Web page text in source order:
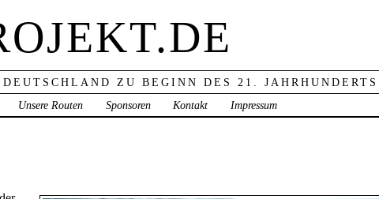
ZU BEGINN DES 21. JAHRHUNDERTS
Unsere Routen Sponsoren Kontakt Impressum